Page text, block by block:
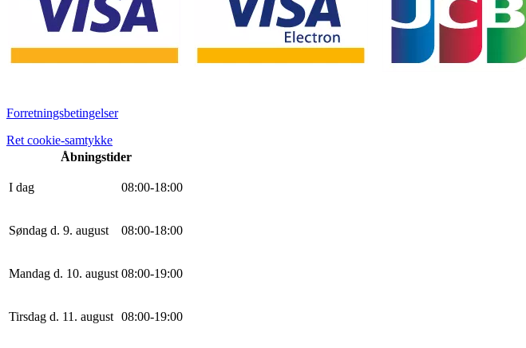
Forretningsbetingelser
Ret cookie-samtykke
Åbningstider
I dag 08:00-18:00
Søndag d. 9. august 08:00-18:00
Mandag d. 10. august 08:00-19:00
Tirsdag d. 11. august 08:00-19:00